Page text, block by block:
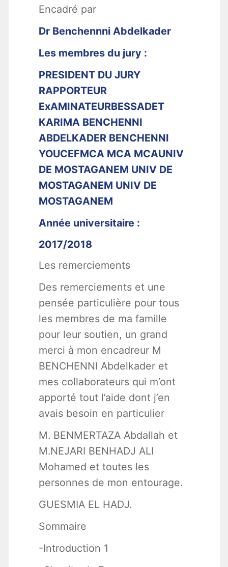
Encadré par
Dr Benchennni Abdelkader
Les membres du jury :
PRESIDENT DU JURY
RAPPORTEUR
ExAMINATEURBESSADET
KARIMA BENCHENNI
ABDELKADER BENCHENNI
YOUCEFMCA MCA MCAUNIV
DE MOSTAGANEM UNIV DE
MOSTAGANEM UNIV DE
MOSTAGANEM
Année universitaire :
2017/2018
Les remerciements
Des remerciements et une
pensée particulière pour tous
les membres de ma famille
pour leur soutien, un grand
merci à mon encadreur M
BENCHENNI Abdelkader et
mes collaborateurs qui m’ont
apporté tout l’aide dont j’en
avais besoin en particulier
M. BENMERTAZA Abdallah et
M.NEJARI BENHADJ ALI
Mohamed et toutes les
personnes de mon entourage.
GUESMIA EL HADJ.
Sommaire
-Introduction 1